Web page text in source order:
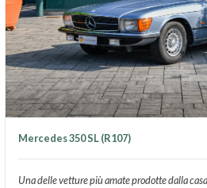
Mercedes 350 SL (R107)
Una delle vetture più amate prodotte dalla